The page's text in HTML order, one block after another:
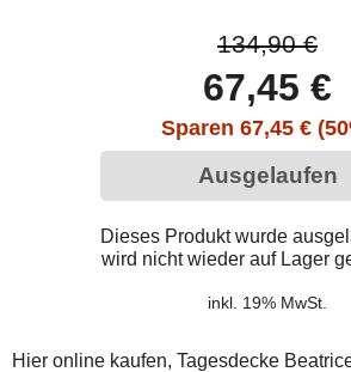
134,90 €
67,45 €
Sparen 67,45 €
Ausgelaufen
Dieses Produkt wurde
wird nicht wieder auf Lager
inkl. 19% MwSt.
Hier online kaufen, Tagesdecke